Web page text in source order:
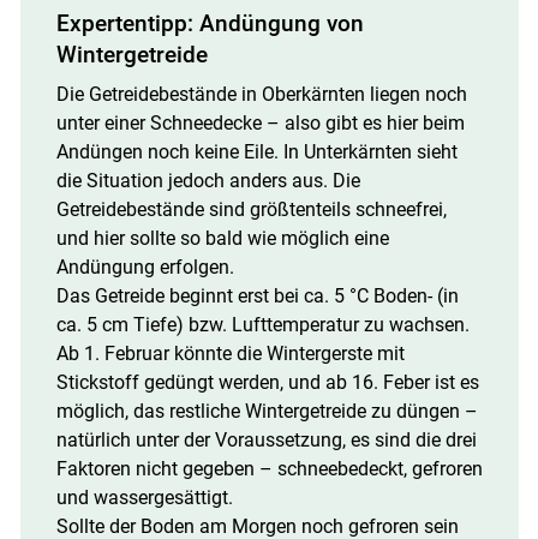
Expertentipp: Andüngung von
Wintergetreide
Die Getreidebestände in Oberkärnten liegen noch
unter einer Schneedecke – also gibt es hier beim
Andüngen noch keine Eile. In Unterkärnten sieht
die Situation jedoch anders aus. Die
Getreidebestände sind größtenteils schneefrei,
und hier sollte so bald wie möglich eine
Andüngung erfolgen.
Das Getreide beginnt erst bei ca. 5 °C Boden- (in
ca. 5 cm Tiefe) bzw. Lufttemperatur zu wachsen.
Ab 1. Februar könnte die Wintergerste mit
Stickstoff gedüngt werden, und ab 16. Feber ist es
möglich, das restliche Wintergetreide zu düngen –
natürlich unter der Voraussetzung, es sind die drei
Faktoren nicht gegeben – schneebedeckt, gefroren
und wassergesättigt.
Sollte der Boden am Morgen noch gefroren sein